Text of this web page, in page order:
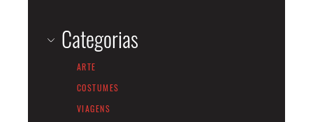
Categorias
ARTE
COSTUMES
VIAGENS